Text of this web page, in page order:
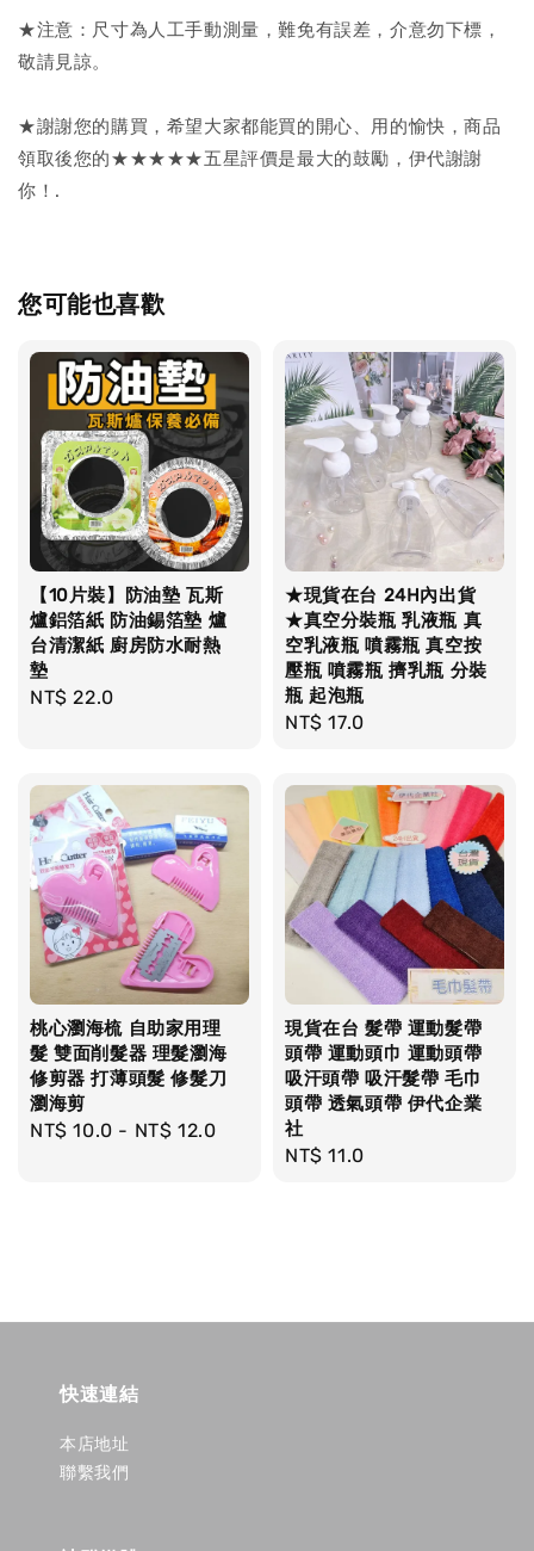
★注意：尺寸為人工手動測量，難免有誤差，介意勿下標，
敬請見諒。
★謝謝您的購買，希望大家都能買的開心、用的愉快，商品
領取後您的★★★★★五星評價是最大的鼓勵，伊代謝謝
你！.
您可能也喜歡
【10片裝】防油墊 瓦斯
爐鋁箔紙 防油錫箔墊 爐
台清潔紙 廚房防水耐熱
墊
Regular
NT$ 22.0
★現貨在台 24H內出貨
★真空分裝瓶 乳液瓶 真
空乳液瓶 噴霧瓶 真空按
壓瓶 噴霧瓶 擠乳瓶 分裝
瓶 起泡瓶
Regular
NT$ 17.0
桃心瀏海梳 自助家用理
髮 雙面削髮器 理髮瀏海
修剪器 打薄頭髮 修髮刀
瀏海剪
Regular
NT$ 10.0 - NT$ 12.0
現貨在台 髮帶 運動髮帶
頭帶 運動頭巾 運動頭帶
吸汗頭帶 吸汗髮帶 毛巾
頭帶 透氣頭帶 伊代企業
社
Regular
NT$ 11.0
快速連結
本店地址
聯繫我們